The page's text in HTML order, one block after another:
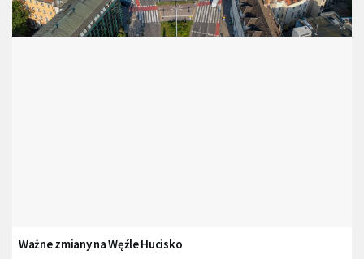
Ważne zmiany na Węźle Hucisko